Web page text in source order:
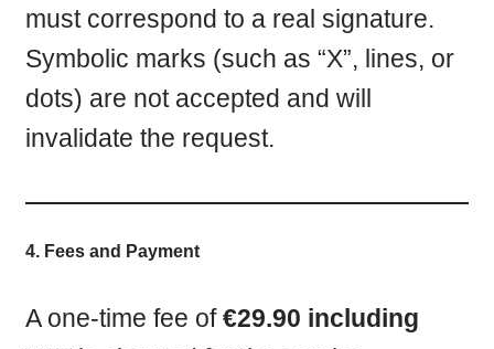
must correspond to a real signature.
Symbolic marks (such as “X”, lines, or
dots) are not accepted and will
invalidate the request.
4. Fees and Payment
A one-time fee of€29.90 including